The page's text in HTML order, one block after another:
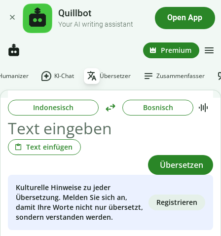
Quillbot
Your AI writing assistant
Open App
Premium
KI-Chat Übersetzer Zusammenfasser
Indonesisch Bosnisch
Text einfügen
Übersetzen
Kulturelle Hinweise zu jeder
Übersetzung. Melden Sie sich an,
damit Ihre Worte nicht nur übersetzt,
sondern verstanden werden.
Registrieren